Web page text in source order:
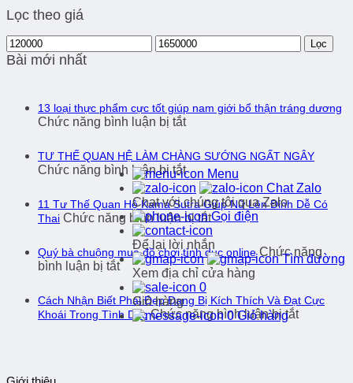
Lọc theo giá
Giá
thấp
Giá
cao
Lọc
Bài mới nhất
13 loại thực phẩm cực tốt giúp nam giới bổ thận tráng dương
Chức năng bình luận bị tắtở
loại
thực
phẩm
cực
tốt
giúp
nam
giới
bổ
thận
tráng
dương
TƯ THẾ QUAN HỆ LÀM CHÀNG SƯỚNG NGẤT NGÂY
Chức năng bình luận bị tắtở
TƯ
THẾ
QUAN
HỆ
LÀM
CHÀNG
SƯỚNG
NGẤT
NGÂY
11 Tư Thế Quan Hệ Kama Sutra Giúp Nữ Lên Đỉnh Dễ Có
Thai Chức năng bình luận bị tắtở
11
Tư
Thế
Quan
Kama
Sutra
Quý bà chuộng mua đồ chơi tình dục online Chức năng
bình luận bị tắtở
Quý
bà
chuộng
mua
Cách Nhận Biết Phái Đẹp Đang Bị Kích Thích Và Đạt Cực
Khoái Trong Tình Dục Chức năng bình luận bị tắtở
Menu
Chat Zalo
Chat với chúng tôi qua Zalo
Gọi điện
Để lại lời nhắn
Tìm đường
Xem địa chỉ cửa hàng
0
Giỏ hàng
0 Giỏ hàng